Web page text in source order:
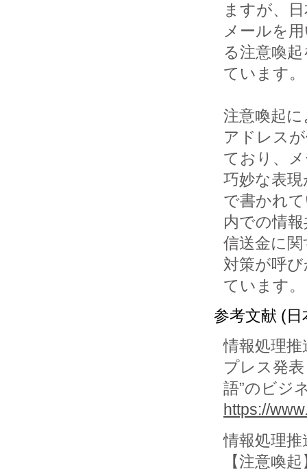
ますが、
メールを
る注意喚
ています。
注意喚起
アドレス
ており、
巧妙な表
で書かれ
内での情
信送金に
対策が呼
ています。
参考文献 (日
情報処理推
プレス発
語”のビジ
https://
情報処理推
【注意喚